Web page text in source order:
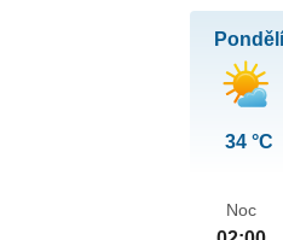
Pondělí
34 °C
Noc